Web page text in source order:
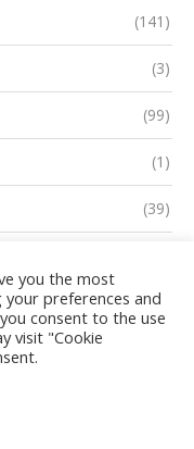
(141)
(3)
(99)
(1)
(39)
(11)
you the most
preferences and
consent to the use
visit "Cookie